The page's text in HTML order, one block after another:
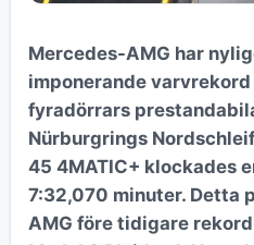
Mercedes-AMG har
imponerande
fyradörrars
Nürburgrings
45 4MATIC+ klockades
7:32,070 minuter. Detta
AMG före tidigare